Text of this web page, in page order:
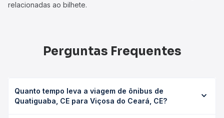
relacionadas ao bilhete.
Perguntas Frequentes
Quanto tempo leva a viagem de ônibus de
Quatiguaba, CE para Viçosa do Ceará, CE?